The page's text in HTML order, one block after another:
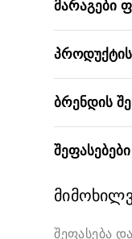
მარაგები
ბრენდის
შეფასება